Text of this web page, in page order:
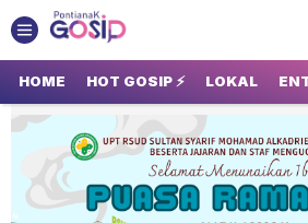
GOSIP PONTIANAK
Tempatnya Gosip Terupdate
HOME HOT GOSIP ⚡ LOKAL